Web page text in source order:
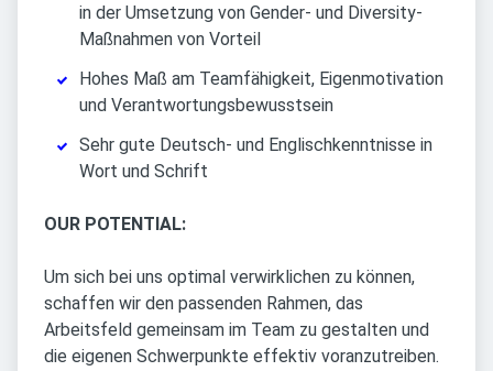
in der Umsetzung von Gender- und Diversity-
Maßnahmen von Vorteil
Hohes Maß am Teamfähigkeit, Eigenmotivation
und Verantwortungsbewusstsein
Sehr gute Deutsch- und Englischkenntnisse in
Wort und Schrift
OUR POTENTIAL:
Um sich bei uns optimal verwirklichen zu können,
schaffen wir den passenden Rahmen, das
Arbeitsfeld gemeinsam im Team zu gestalten und
die eigenen Schwerpunkte effektiv voranzutreiben.